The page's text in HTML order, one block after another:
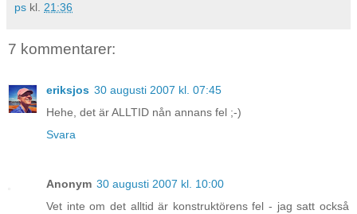
ps kl. 21:36
7 kommentarer:
eriksjos 30 augusti 2007 kl. 07:45
Hehe, det är ALLTID nån annans fel ;-)
Svara
Anonym 30 augusti 2007 kl. 10:00
Vet inte om det alltid är konstruktörens fel - jag satt också